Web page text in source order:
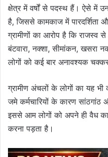
क्षेत्र में वर्षों से पदस्थ हैं। ऐसे में
है, जिससे कामकाज में पारदर्शिता
ग्रामीणों का आरोप है कि राजस्व
बंटवारा, नक्शा, सीमांकन,
लोगों को कई बार अनावश्यक
ग्रामीण अंचलों के लोगों का यह भी
जमे कर्मचारियों के कारण सांठगांठ
इससे आम लोगों को अपने ही वैध
करना पड़ता है।